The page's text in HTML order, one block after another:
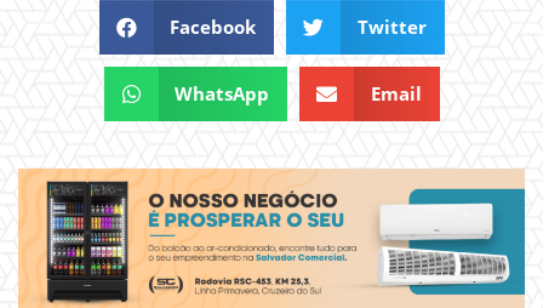
Facebook Twitter
WhatsApp Email